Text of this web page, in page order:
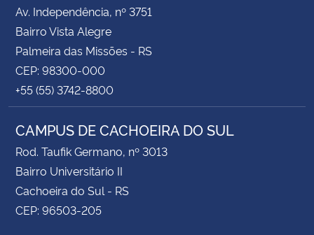
Av. Independência, nº 3751
Bairro Vista Alegre
Palmeira das Missões - RS
CEP: 98300-000
+55 (55) 3742-8800
CAMPUS DE CACHOEIRA DO SUL
Rod. Taufik Germano, nº 3013
Bairro Universitário II
Cachoeira do Sul - RS
CEP: 96503-205